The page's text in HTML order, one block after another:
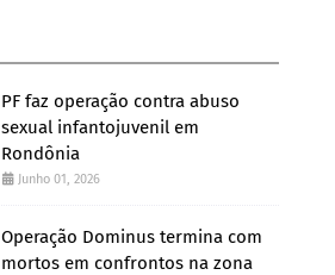
PF faz operação contra abuso
sexual infantojuvenil em
Rondônia
Junho 01, 2026
Operação Dominus termina com
mortos em confrontos na zona